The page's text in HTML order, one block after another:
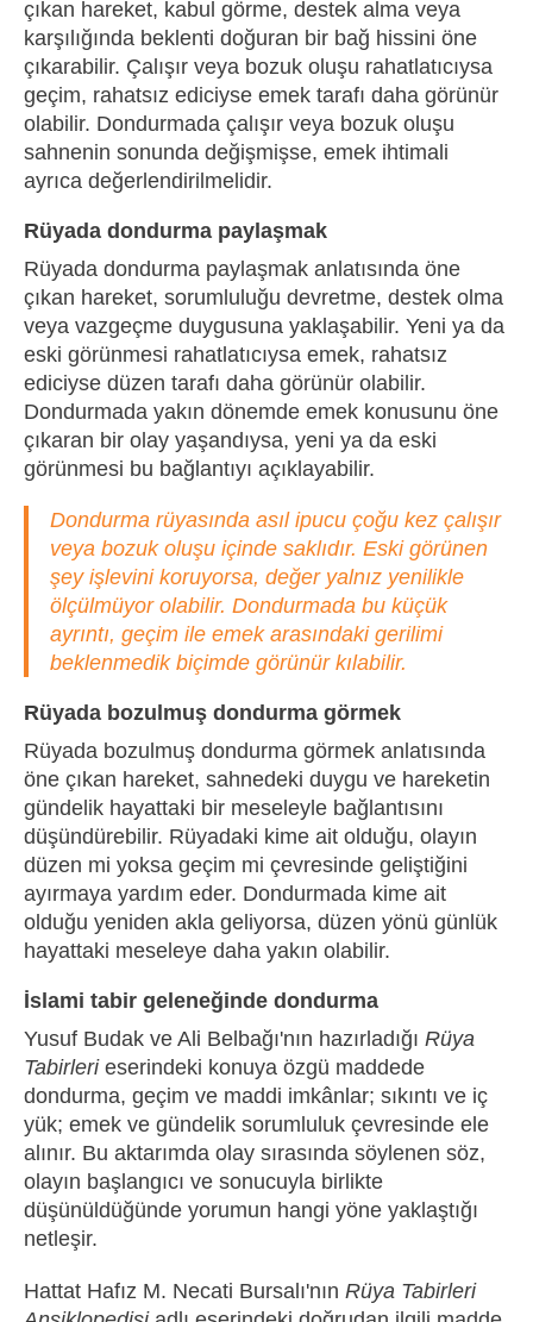
çıkan hareket, kabul görme, destek alma veya
karşılığında beklenti doğuran bir bağ hissini öne
çıkarabilir. Çalışır veya bozuk oluşu rahatlatıcıysa
geçim, rahatsız ediciyse emek tarafı daha görünür
olabilir. Dondurmada çalışır veya bozuk oluşu
sahnenin sonunda değişmişse, emek ihtimali
ayrıca değerlendirilmelidir.
Rüyada dondurma paylaşmak
Rüyada dondurma paylaşmak anlatısında öne
çıkan hareket, sorumluluğu devretme, destek olma
veya vazgeçme duygusuna yaklaşabilir. Yeni ya da
eski görünmesi rahatlatıcıysa emek, rahatsız
ediciyse düzen tarafı daha görünür olabilir.
Dondurmada yakın dönemde emek konusunu öne
çıkaran bir olay yaşandıysa, yeni ya da eski
görünmesi bu bağlantıyı açıklayabilir.
Dondurma rüyasında asıl ipucu çoğu kez çalışır
veya bozuk oluşu içinde saklıdır. Eski görünen
şey işlevini koruyorsa, değer yalnız yenilikle
ölçülmüyor olabilir. Dondurmada bu küçük
ayrıntı, geçim ile emek arasındaki gerilimi
beklenmedik biçimde görünür kılabilir.
Rüyada bozulmuş dondurma görmek
Rüyada bozulmuş dondurma görmek anlatısında
öne çıkan hareket, sahnedeki duygu ve hareketin
gündelik hayattaki bir meseleyle bağlantısını
düşündürebilir. Rüyadaki kime ait olduğu, olayın
düzen mi yoksa geçim mi çevresinde geliştiğini
ayırmaya yardım eder. Dondurmada kime ait
olduğu yeniden akla geliyorsa, düzen yönü günlük
hayattaki meseleye daha yakın olabilir.
İslami tabir geleneğinde dondurma
Yusuf Budak ve Ali Belbağı'nın hazırladığı Rüya
Tabirlerieserindeki konuya özgü maddede
dondurma, geçim ve maddi imkânlar; sıkıntı ve iç
yük; emek ve gündelik sorumluluk çevresinde ele
alınır. Bu aktarımda olay sırasında söylenen söz,
olayın başlangıcı ve sonucuyla birlikte
düşünüldüğünde yorumun hangi yöne yaklaştığı
netleşir.
Hattat Hafız M. Necati Bursalı'nın Rüya Tabirleri